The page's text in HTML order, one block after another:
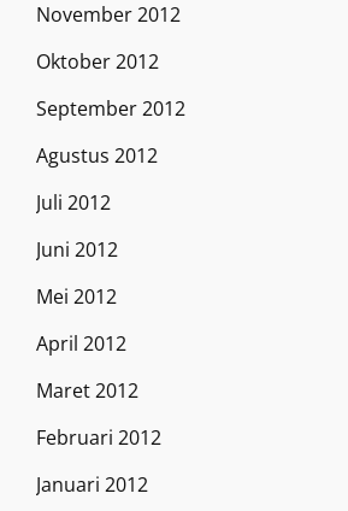
November 2012
Oktober 2012
September 2012
Agustus 2012
Juli 2012
Juni 2012
Mei 2012
April 2012
Maret 2012
Februari 2012
Januari 2012